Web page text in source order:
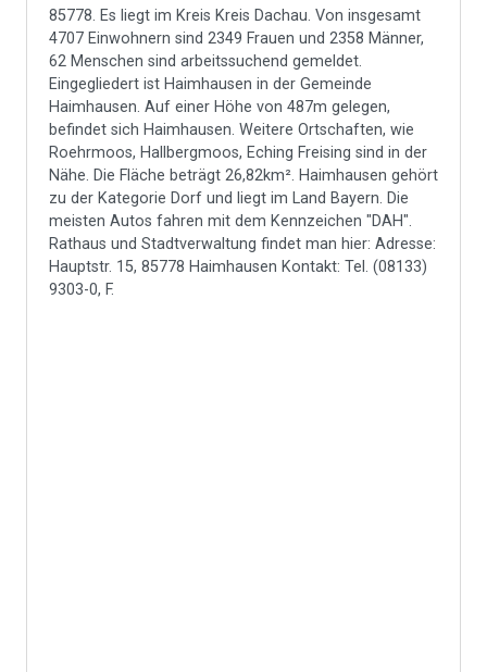
85778. Es liegt im Kreis Kreis Dachau. Von insgesamt
4707 Einwohnern sind 2349 Frauen und 2358 Männer,
62 Menschen sind arbeitssuchend gemeldet.
Eingegliedert ist Haimhausen in der Gemeinde
Haimhausen. Auf einer Höhe von 487m gelegen,
befindet sich Haimhausen. Weitere Ortschaften, wie
Roehrmoos, Hallbergmoos, Eching Freising sind in der
Nähe. Die Fläche beträgt 26,82km². Haimhausen gehört
zu der Kategorie Dorf und liegt im Land Bayern. Die
meisten Autos fahren mit dem Kennzeichen "DAH".
Rathaus und Stadtverwaltung findet man hier: Adresse:
Hauptstr. 15, 85778 Haimhausen Kontakt: Tel. (08133)
9303-0, F.